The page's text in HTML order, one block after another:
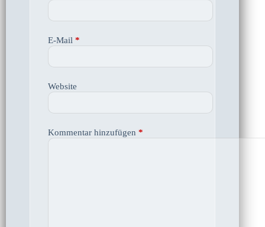
E-Mail *
Website
Kommentar hinzufügen *